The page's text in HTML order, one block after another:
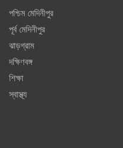
পশ্চিম মেদিনীপুর
পূর্ব মেদিনীপুর
ঝাড়গ্রাম
দক্ষিণবঙ্গ
শিক্ষা
স্বাস্থ্য